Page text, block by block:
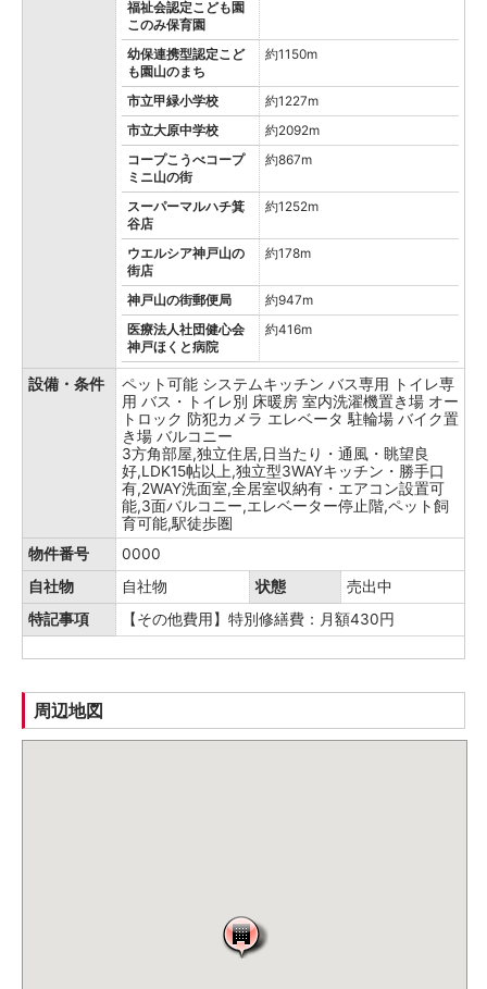
福祉会認定こども園
このみ保育園
幼保連携型認定こど
も園山のまち
約1150m
市立甲緑小学校
約1227m
市立大原中学校
約2092m
コープこうべコープ
ミニ山の街
約867m
スーパーマルハチ箕
谷店
約1252m
ウエルシア神戸山の
街店
約178m
神戸山の街郵便局
約947m
医療法人社団健心会
神戸ほくと病院
約416m
設備・条件 ペット可能 システムキッチン バス専用
トイレ専
用 バス・トイレ別 床暖房 室内洗濯機置き場 オー
トロック 防犯カメラ エレベータ 駐輪場 バイク置
き場 バルコニー
3方角部屋,独立住居,日当たり・通風・眺望良
好,LDK15帖以上,独立型3WAYキッチン・勝手口
有,2WAY洗面室,全居室収納有・エアコン設置可
能,3面バルコニー,エレベーター停止階,ペット飼
育可能,駅徒歩圏
物件番号
0000
自社物
自社物 状態
売出中
特記事項
【その他費用】特別修繕費：月額430円
周辺地図